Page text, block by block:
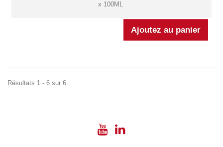
x 100ML
Résultats 1 - 6 sur 6.